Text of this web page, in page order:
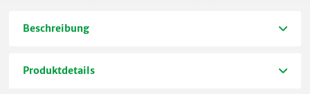
Beschreibung
Produktdetails